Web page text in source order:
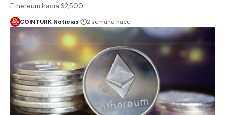
Ethereum hacia $2,500.…
COINTURK Noticias 2 semana hace